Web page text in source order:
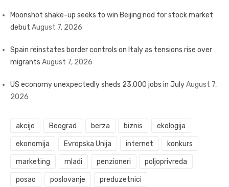
Moonshot shake-up seeks to win Beijing nod for stock market
debut August 7, 2026
Spain reinstates border controls on Italy as tensions rise over
migrants August 7, 2026
US economy unexpectedly sheds 23,000 jobs in JulyAugust 7,
2026
akcije Beograd berza biznis ekologija
ekonomija Evropska Unija internet konkurs
marketing mladi penzioneri poljoprivreda
posao poslovanje preduzetnici